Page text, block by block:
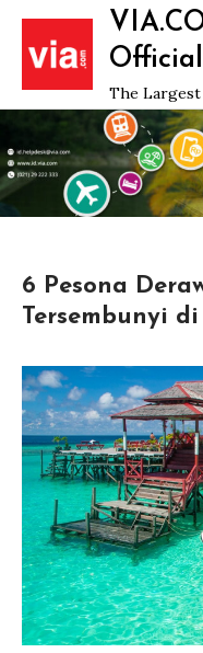
Skip
content
Official
The Largest
6 Pesona
Tersembunyi